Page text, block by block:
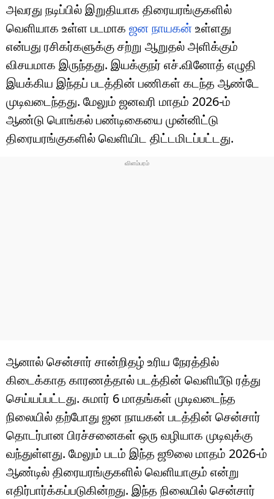
அவரது நடிப்பில் இறுதியாக திரையரங்குகளில்
வெளியாக உள்ள படமாக ஜன நாயகன்உள்ளது
என்பது ரசிகர்களுக்கு சற்று ஆறுதல் அளிக்கும்
விசயமாக இருந்தது. இயக்குநர் எச்.வினோத் எழுதி
இயக்கிய இந்தப் படத்தின் பணிகள் கடந்த ஆண்டே
முடிவடைந்தது. மேலும் ஜனவரி மாதம் 2026-ம்
ஆண்டு பொங்கல் பண்டிகையை முன்னிட்டு
திரையரங்குகளில் வெளியிட திட்டமிடப்பட்டது.
ஆனால் சென்சார் சான்றிதழ் உரிய நேரத்தில்
கிடைக்காத காரணத்தால் படத்தின் வெளியீடு ரத்து
செய்யப்பட்டது. சுமார் 6 மாதங்கள் முடிவடைந்த
நிலையில் தற்போது ஜன நாயகன் படத்தின் சென்சார்
தொடர்பான பிரச்சனைகள் ஒரு வழியாக முடிவுக்கு
வந்துள்ளது. மேலும் படம் இந்த ஜூலை மாதம் 2026-ம்
ஆண்டில் திரையரங்குகளில் வெளியாகும் என்று
எதிர்பார்க்கப்படுகின்றது. இந்த நிலையில் சென்சார்